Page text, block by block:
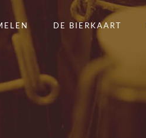
DE BIERKAART